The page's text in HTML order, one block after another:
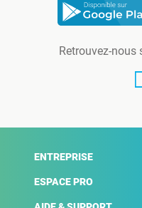
Retrouvez-
ENTREPRISE
ESPACE PRO